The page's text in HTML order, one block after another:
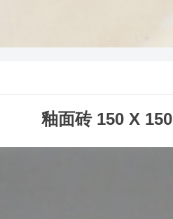
釉面砖 150 X 150